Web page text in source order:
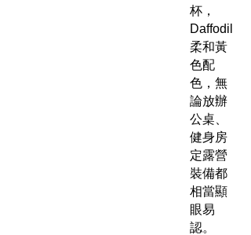
杯，
Daffodil
柔和黃
色配
色，無
論放辦
公桌、
健身房
定露營
裝備都
相當顯
眼易
認。